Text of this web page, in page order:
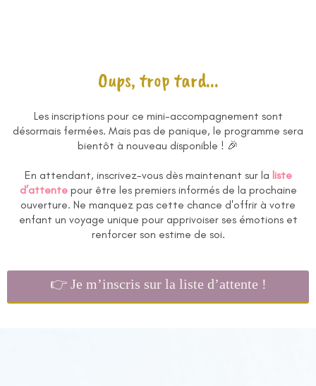
Oups, trop tard...
Les inscriptions pour ce mini-accompagnement sont
désormais fermées. Mais pas de panique, le programme sera
bientôt à nouveau disponible ! 🎉
En attendant, inscrivez-vous dès maintenant sur la liste
d’attentepour être les premiers informés de la prochaine
ouverture. Ne manquez pas cette chance d'offrir à votre
enfant un voyage unique pour apprivoiser ses émotions et
renforcer son estime de soi.
👉 Je m’inscris sur la liste d’attente !